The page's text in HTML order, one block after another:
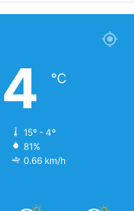
4 ℃
15º - 4º
81%
0.66 km/h